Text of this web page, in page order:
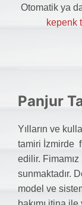
Otomatik ya
kepenk
Panjur
Yılların ve
tamiri İzmirde
edilir. Fimamız
sunmaktadır.
model ve